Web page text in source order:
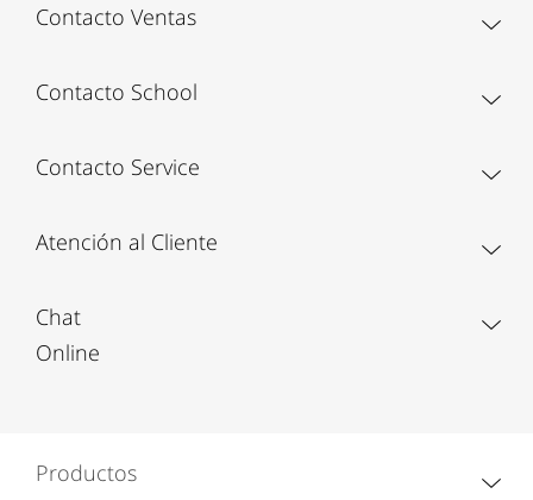
Contacto Ventas
Contacto School
Contacto Service
Atención al Cliente
Chat
Online
Productos